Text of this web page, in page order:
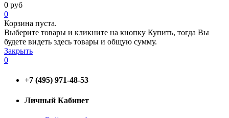
0 руб
0
Корзина пуста.
Выберите товары и кликните на кнопку Купить, тогда Вы
будете видеть здесь товары и общую сумму.
Закрыть
0
+7 (495) 971-48-53
Личный Кабинет